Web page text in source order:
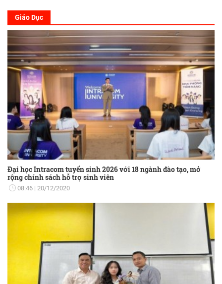
Giáo Dục
Đại học Intracom tuyển sinh 2026 với 18 ngành đào tạo, mở
rộng chính sách hỗ trợ sinh viên
08:46 20/12/2020